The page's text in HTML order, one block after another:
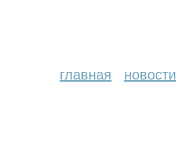
главная новости